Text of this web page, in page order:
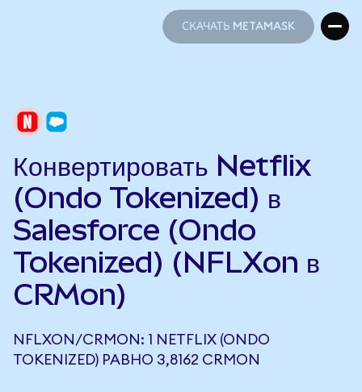
СКАЧАТЬ METAMASK
Конвертировать Netflix
(Ondo Tokenized) в
Salesforce (Ondo
Tokenized) (NFLXon в
CRMon)
NFLXON/CRMON: 1 NETFLIX (ONDO
TOKENIZED) РАВНО 3,8162 CRMON